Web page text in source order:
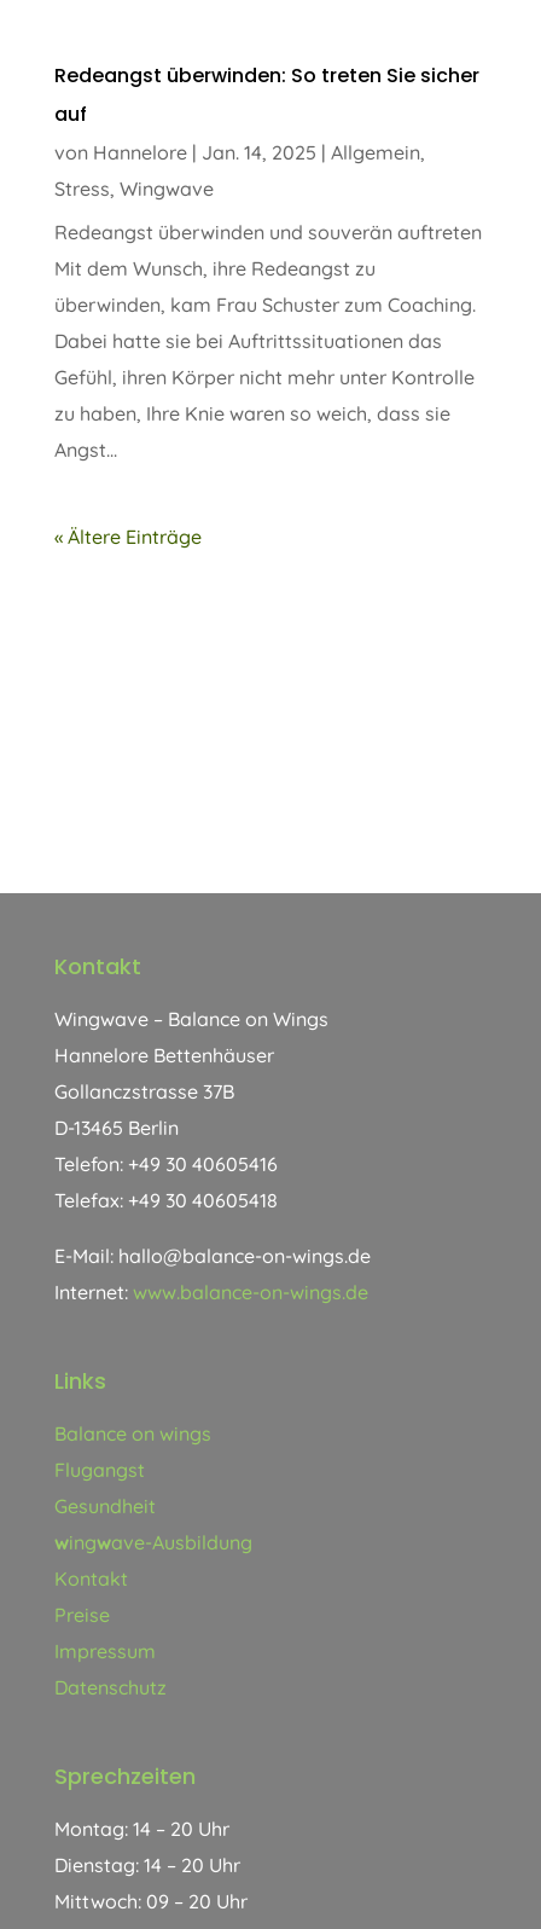
Redeangst überwinden: So treten Sie sicher
auf
von Hannelore| Jan. 14, 2025 | Allgemein,
Stress, Wingwave
Redeangst überwinden und souverän auftreten
Mit dem Wunsch, ihre Redeangst zu
überwinden, kam Frau Schuster zum Coaching.
Dabei hatte sie bei Auftrittssituationen das
Gefühl, ihren Körper nicht mehr unter Kontrolle
zu haben, Ihre Knie waren so weich, dass sie
Angst...
« Ältere Einträge
Kontakt
Wingwave – Balance on Wings
Hannelore Bettenhäuser
Gollanczstrasse 37B
D-13465 Berlin
Telefon: +49 30 40605416
Telefax: +49 30 40605418
E-Mail: hallo@balance-on-wings.de
Internet: www.balance-on-wings.de
Links
Balance on wings
Flugangst
Gesundheit
wingwave-Ausbildung
Kontakt
Preise
Impressum
Datenschutz
Sprechzeiten
Montag: 14 – 20 Uhr
Dienstag: 14 – 20 Uhr
Mittwoch: 09 – 20 Uhr